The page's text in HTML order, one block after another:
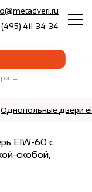
(495) 411-34-34
→
Однопольные двери
EIW-60 с
скобой,